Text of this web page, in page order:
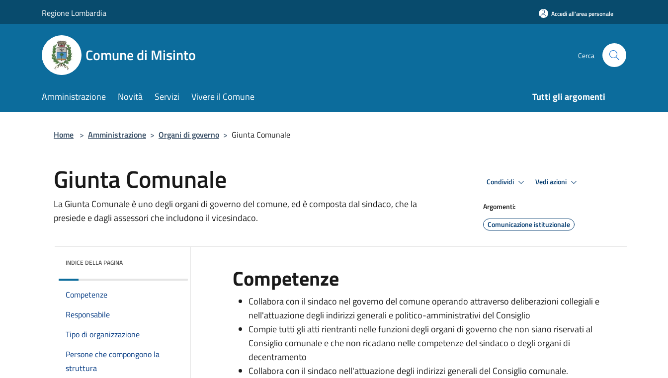
Regione Lombardia Accedi all'area personale
Comune di Misinto Cerca
Amministrazione Novità Servizi Vivere il Comune Tutti gli argomenti
Home > Amministrazione > Organi di governo > Giunta Comunale
Giunta Comunale
La Giunta Comunale è uno degli organi di governo del comune, ed è composta dal sindaco, che la
presiede e dagli assessori che includono il vicesindaco.
Condividi Vedi azioni
Argomenti:
Comunicazione istituzionale
INDICE DELLA PAGINA
Competenze
Responsabile
Tipo di organizzazione
Persone che compongono la
struttura
Competenze
Collabora con il sindaco nel governo del comune operando attraverso deliberazioni collegiali e
nell'attuazione degli indirizzi generali e politico-amministrativi del Consiglio
Compie tutti gli atti rientranti nelle funzioni degli organi di governo che non siano riservati al
Consiglio comunale e che non ricadano nelle competenze del sindaco o degli organi di
decentramento
Collabora con il sindaco nell'attuazione degli indirizzi generali del Consiglio comunale.